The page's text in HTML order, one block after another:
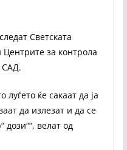
Светската
Центрите за контрола
САД.
ќе сакаат да ја
да излезат и да се
дози““, велат од